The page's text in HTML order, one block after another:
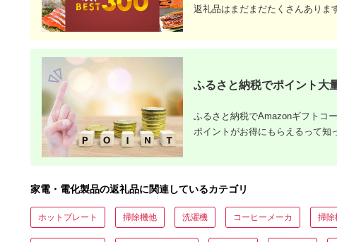
工具 電子工作用はん
だこてセット X-
5.0
寄付金額:11,000円
乾電池エボルタNEO
単3・4形 計20本 アル
ック
5.0
寄付金額:12,000円
【単3×72本】乾電池
BIGCAPA basic plus
12本パック
LR6Bbp/12S
5.0
寄付金額:10,000円
ーEマウン
寄付金額:
返礼品はまだまだたくさんありま
ふるさと納税でポイント大
ふるさと納税でAmazonギフトコ
ポイントがお得にもらえるって知
家電・電化製品の返礼品に関連しているカテゴリ
ホットプレート 掃除機他 洗濯機 コーヒーメーカ 掃除